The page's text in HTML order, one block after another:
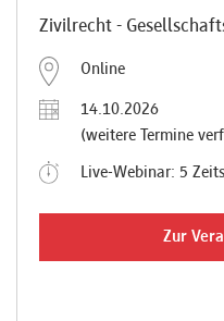
Zivilrecht -
Online
14.10.2026
(weitere Termine
Live-Webinar: 5
Zur